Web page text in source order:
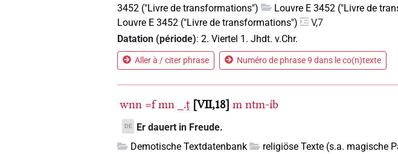
3452 ("Livre de transformations")
Louvre E 3452 ("Livre de
Louvre E 3452 ("Livre de transformations")
V,7
Datation (période):2. Viertel 1. Jhdt. v.Chr.
Aller à / citer phrase Numéro de phrase 9 dans le co(n)texte
wnn =f mn _.ṱ VII,18 m ntm-ı͗b
DE
Er dauert in Freude.
Demotische Textdatenbank
religiöse Texte (s.a. magische